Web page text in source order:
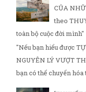
CỦA
theo
toàn bộ cuộc đời mình"
"Nếu bạn hiểu được
NGUYÊN LÝ VƯỢT
bạn có thể chuyển hóa